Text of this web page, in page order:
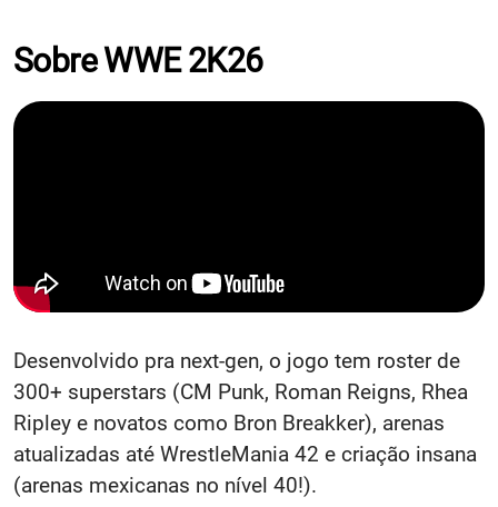
Sobre WWE 2K26
Desenvolvido pra next-gen, o jogo tem roster de
300+ superstars (CM Punk, Roman Reigns, Rhea
Ripley e novatos como Bron Breakker), arenas
atualizadas até WrestleMania 42 e criação insana
(arenas mexicanas no nível 40!).